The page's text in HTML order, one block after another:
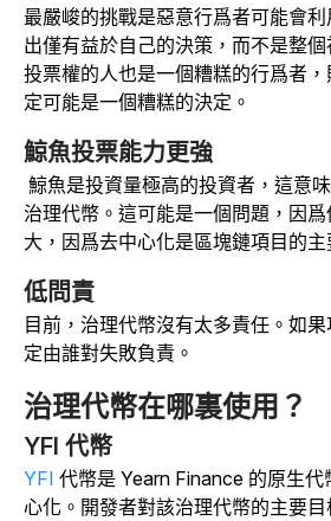
最嚴峻的挑戰是惡意行爲者可能會
出僅有益於自己的決策，而不是整
投票權的人也是一個糟糕的行爲者
定可能是一個糟糕的決定。
鯨魚投票能力更強
鯨魚是投資量極高的投資者，這意
治理代幣。這可能是一個問題，因
大，因爲去中心化是區塊鏈項目的主
低問責
目前，治理代幣沒有太多責任。如
定由誰對失敗負責。
治理代幣在哪裏使用？
YFI 代幣
YFI 代幣是 Yearn Finance 的原生代
心化。 開發者對該治理代幣的主要